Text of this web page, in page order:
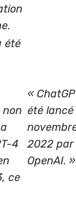
été
non
4
ce
«
été lancé
2022 par
OpenAI. »